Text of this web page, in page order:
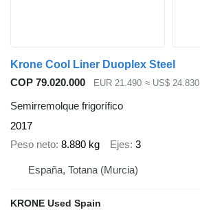
Krone Cool Liner Duoplex Steel
COP 79.020.000
EUR 21.490 ≈ US$ 24.830
Semirremolque frigorífico
2017
Peso neto 8.880 kg Ejes 3
España, Totana (Murcia)
KRONE Used Spain